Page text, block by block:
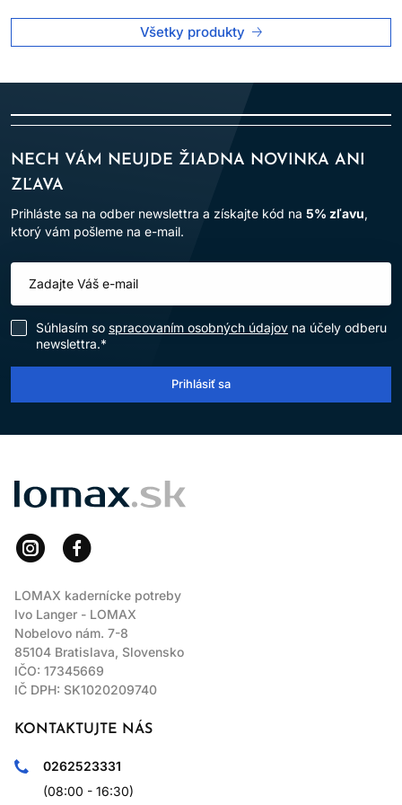
BEZPEČNOSTNÉ OPATRENIA:
Používajte vhodné ochranné rukavice.
Uchovávajte mimo dosahu detí.
Výrobok je určený len na
kaderníckych salónoch
Po aplikácii vlasy dôkladne opláchnite.
Dodržiavanie uvedených pokynov pomáha minimalizovať riziko
alergických reakcií a zabezpečuje bezpečné používanie
výrobku.
Všetky produkty
NECH VÁM NEUJDE ŽIADNA NOVINKA ANI
ZĽAVA
Prihláste sa na odber newslettra a získajte kód na 5% zľavu,
ktorý vám pošleme na e-mail.
Súhlasím so spracovaním osobných údajov na účely odberu
newslettra.*
Prihlásiť sa
LOMAX
LOMAX kadernícke potreby
Ivo Langer - LOMAX
Nobelovo nám. 7-8
85104 Bratislava, Slovensko
IČO: 17345669
IČ DPH: SK1020209740
KONTAKTUJTE NÁS
0262523331
(08:00 - 16:30)